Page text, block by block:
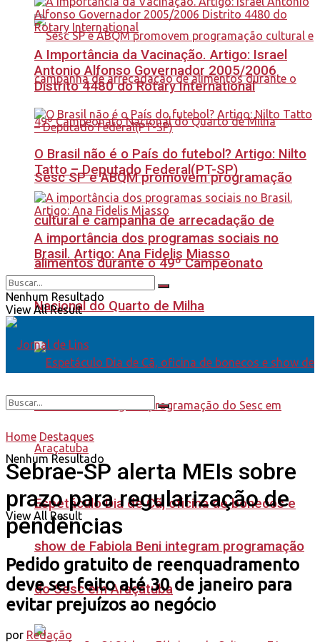
Sesc SP e ABQM promovem programação
cultural e campanha de arrecadação de
alimentos durante o 49º Campeonato
Nacional do Quarto de Milha
Espetáculo Dia de Cã, oficina de bonecos e
show de Fabiola Beni integram programação
do Sesc em Araçatuba
A Importância da Vacinação. Artigo: Israel
Antonio Alfonso Governador 2005/2006
Distrito 4480 do Rotary International
O Brasil não é o País do futebol? Artigo: Nilto
Tatto – Deputado Federal(PT-SP)
A importância dos programas sociais no
Brasil. Artigo: Ana Fidelis Miasso
Nenhum Resultado
View All Result
Nenhum Resultado
View All Result
Home Destaques
Sebrae-SP alerta MEIs sobre
prazo para regularização de
pendências
Pedido gratuito de reenquadramento
deve ser feito até 30 de janeiro para
evitar prejuízos ao negócio
por Redação